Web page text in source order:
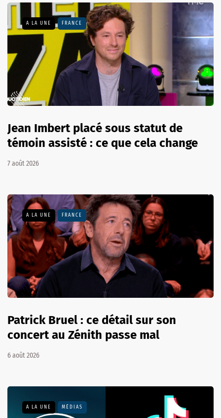
A LA UNE FRANCE
Jean Imbert placé sous statut de
témoin assisté : ce que cela change
7 août 2026
A LA UNE FRANCE
Patrick Bruel : ce détail sur son
concert au Zénith passe mal
6 août 2026
A LA UNE MÉDIAS